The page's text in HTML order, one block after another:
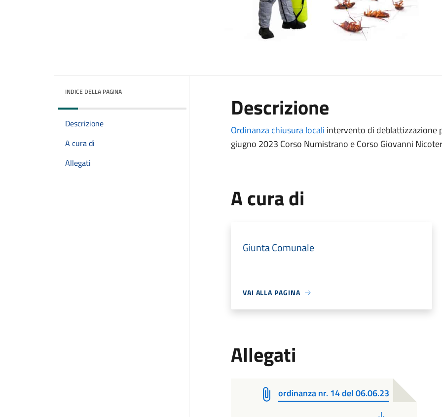
INDICE DELLA PAGINA
Descrizione
A cura di
Allegati
Descrizione
Ordinanza chiusura locali intervento di deblattizzazione
giugno 2023 Corso Numistrano e Corso Giovanni
A cura di
Giunta Comunale
VAI ALLA PAGINA
Allegati
ordinanza nr. 14 del 06.06.23